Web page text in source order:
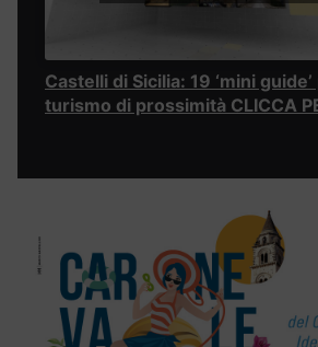
Castelli di Sicilia: 19 ‘mini
turismo di prossimità CLICCA